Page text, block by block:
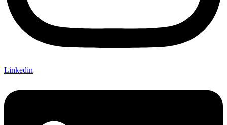
Linkedin